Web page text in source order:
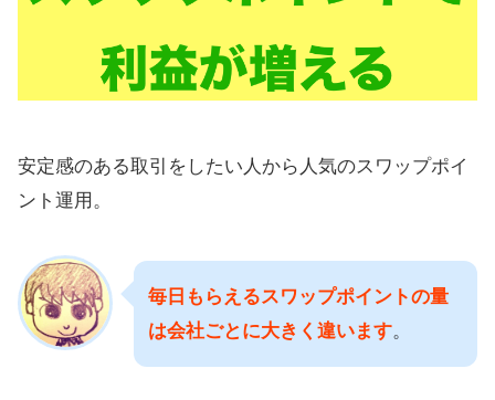
安定感のある取引をしたい人から人気のスワップポイ
ント運用。
毎日もらえるスワップポイントの量
は会社ごとに大きく違います。